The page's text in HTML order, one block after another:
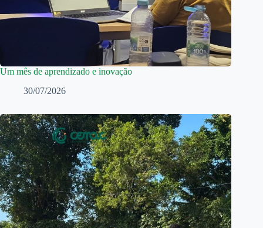
Um mês de aprendizado e inovação
30/07/2026